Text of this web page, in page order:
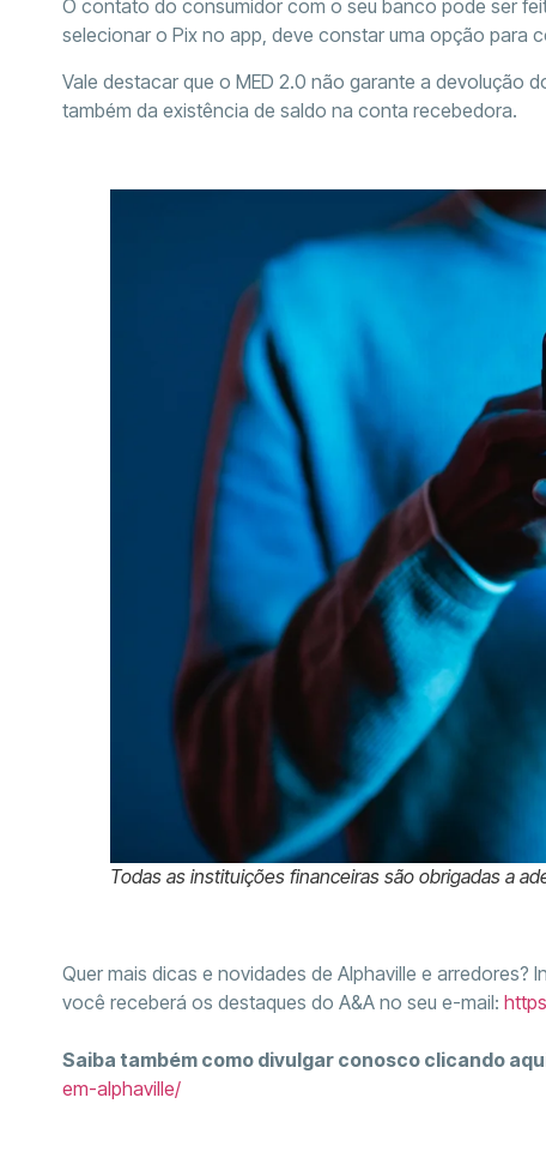
O contato do consumidor com o seu banco pode ser
selecionar o Pix no app, deve constar uma opção para
Vale destacar que o MED 2.0 não garante a devolução
também da existência de saldo na conta recebedora.
Todas as instituições financeiras são obrigadas a
Quer mais dicas e novidades de Alphaville e arredores?
você receberá os destaques do A&A no seu e-mail:
Saiba também como divulgar conosco clicando
em-alphaville/